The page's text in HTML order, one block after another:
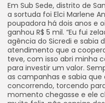
Em Sub Sede, distrito de
a sortuda foi Elci Marlene
poupadora há dois anos e
ganhou R$ 5 mil. “Eu fui
agência do Sicredi e sabia
atendimento que a
teve, com isso abri minha
para investir um valor.
as campanhas e sabia que
concorrendo, torcendo
momento chegasse e ele